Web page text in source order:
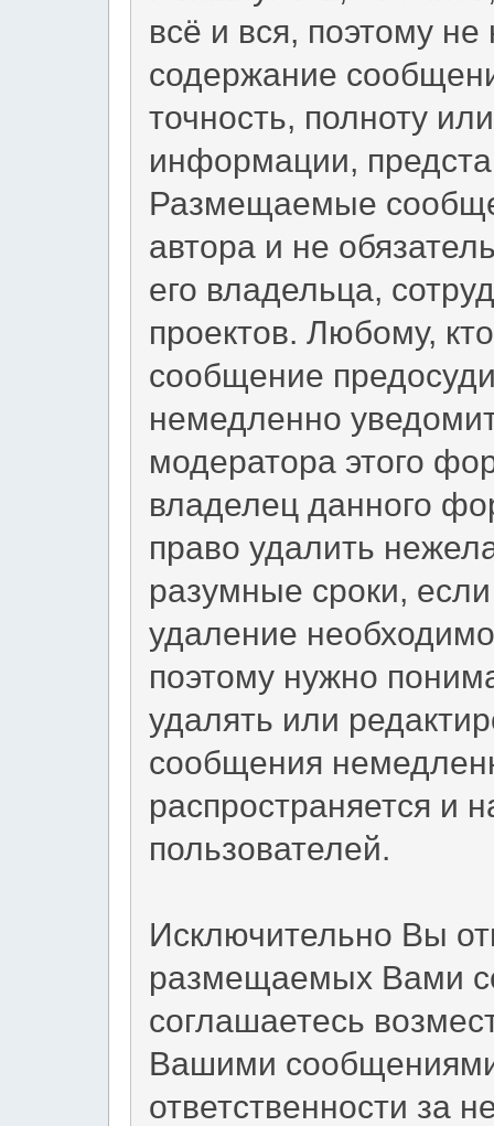
всё и вся, поэтому не
содержание
точность, полноту
информации,
Размещаемые
автора и не
его владельца,
проектов. Любому,
сообщение
немедленно
модератора этого
владелец данного
право удалить
разумные сроки,
удаление
поэтому нужно
удалять или
сообщения
распространяется
пользователей.
Исключительно Вы
размещаемых Вами
соглашаетесь
Вашими
ответственности за